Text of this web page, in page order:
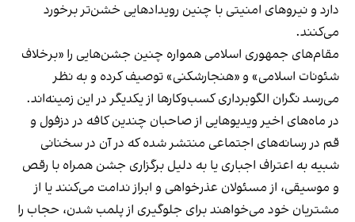
دارد و نیروهای امنیتی با چنین رویدادهایی خشن‌تر برخورد
می‌کنند.
مقام‌های جمهوری اسلامی همواره چنین جشن‌هایی را «برخلاف
شئونات اسلامی» و «هنجارشکنی» توصیف کرده و به نظر
می‌رسد نگران الگوبرداری کسب‌وکارها از یکدیگر در این زمینه‌اند.
در ماه‌های اخیر ویدیوهایی از صاحبان چندین کافه در دزفول و
قم در رسانه‌های اجتماعی منتشر شده که در آن در سخنانی
شبیه به اعتراف اجباری یا به دلیل برگزاری جشن همراه با رقص
و موسیقی، از مسئولان عذرخواهی و ابراز ندامت می‌کنند یا از
مشتریان خود می‌خواهند برای جلوگیری از پلمب شدن، حجاب را